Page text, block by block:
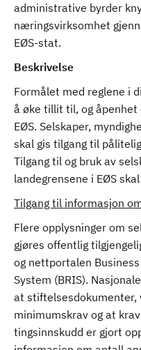
administrative byrder
næringsvirksomhet
EØS-stat.
Beskrivelse
Formålet med reglene i
å øke tillit til, og
EØS. Selskaper,
skal gis tilgang til
Tilgang til og bruk av
landegrensene i EØS
Tilgang til informasjon
Flere opplysninger om
gjøres offentlig
og nettportalen
System (BRIS).
at stiftelsesdokumenter,
minimumskrav og at
tingsinnskudd er gjort